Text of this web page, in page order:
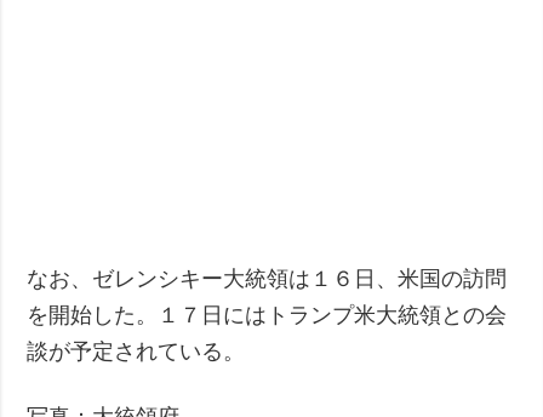
なお、ゼレンシキー大統領は１６日、米国の訪問
を開始した。１７日にはトランプ米大統領との会
談が予定されている。